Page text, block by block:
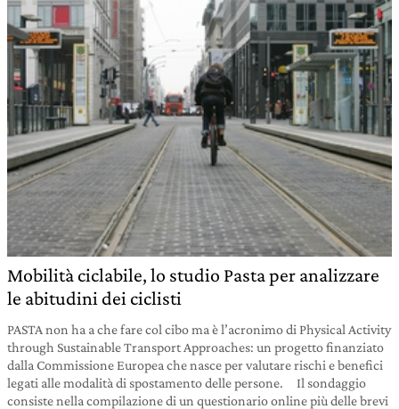
Mobilità ciclabile, lo studio Pasta per analizzare
le abitudini dei ciclisti
PASTA non ha a che fare col cibo ma è l’acronimo di Physical Activity
through Sustainable Transport Approaches: un progetto finanziato
dalla Commissione Europea che nasce per valutare rischi e benefici
legati alle modalità di spostamento delle persone. Il sondaggio
consiste nella compilazione di un questionario online più delle brevi